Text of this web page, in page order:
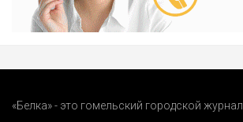
«Белка» - это гомельский городской журнал.